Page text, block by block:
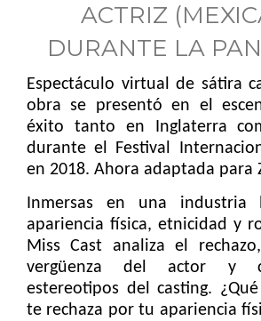
ACTRIZ
DURANTE LA
Espectáculo virtual de sátira
obra se presentó en el
éxito tanto en Inglaterra
durante el Festival
en 2018. Ahora adaptada para
Inmersas en una industria
apariencia física, etnicidad y
Miss Cast analiza el
vergüenza del actor y
estereotipos del casting.
te rechaza por tu apariencia